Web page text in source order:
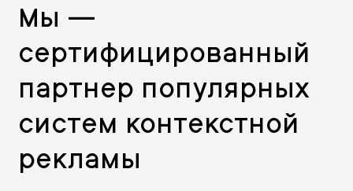
Мы —
сертифицированный
партнер популярных
систем контекстной
рекламы